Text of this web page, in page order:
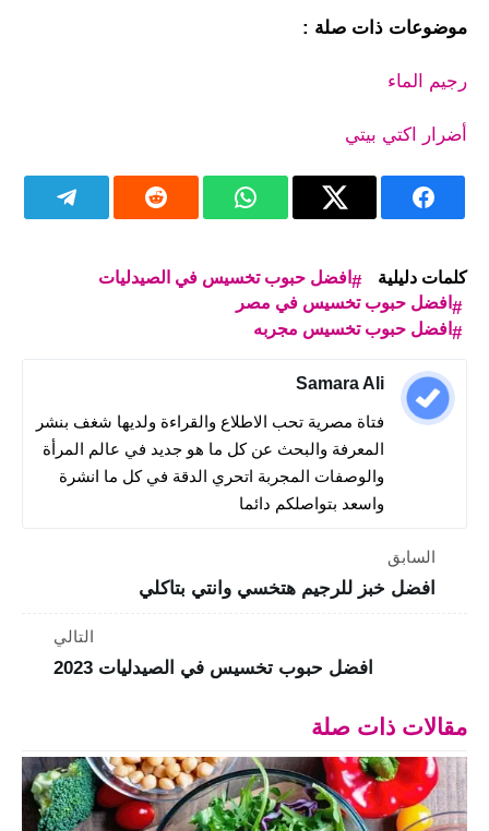
موضوعات ذات صلة :
رجيم الماء
أضرار اكتي بيتي
كلمات دليلية
افضل حبوب تخسيس في الصيدليات
افضل حبوب تخسيس في مصر
افضل حبوب تخسيس مجربه
Samara Ali
فتاة مصرية تحب الاطلاع والقراءة ولديها شغف بنشر
المعرفة والبحث عن كل ما هو جديد في عالم المرأة
والوصفات المجربة اتحري الدقة في كل ما انشرة
واسعد بتواصلكم دائما
السابق
افضل خبز للرجيم هتخسي وانتي بتاكلي
التالي
افضل حبوب تخسيس في الصيدليات 2023
مقالات ذات صلة